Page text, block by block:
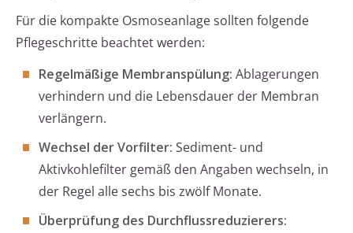
Für die kompakte Osmoseanlage sollten folgende
Pflegeschritte beachtet werden:
Regelmäßige Membranspülung: Ablagerungen
verhindern und die Lebensdauer der Membran
verlängern.
Wechsel der Vorfilter: Sediment- und
Aktivkohlefilter gemäß den Angaben wechseln, in
der Regel alle sechs bis zwölf Monate.
Überprüfung des Durchflussreduzierers: